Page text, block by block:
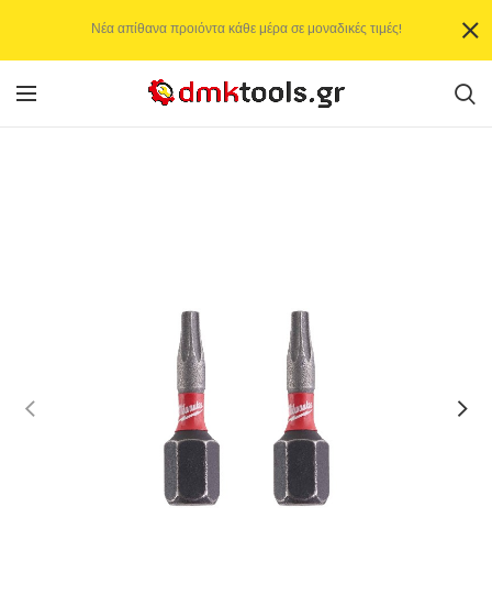
Νέα απίθανα προιόντα κάθε μέρα σε μοναδικές τιμές!